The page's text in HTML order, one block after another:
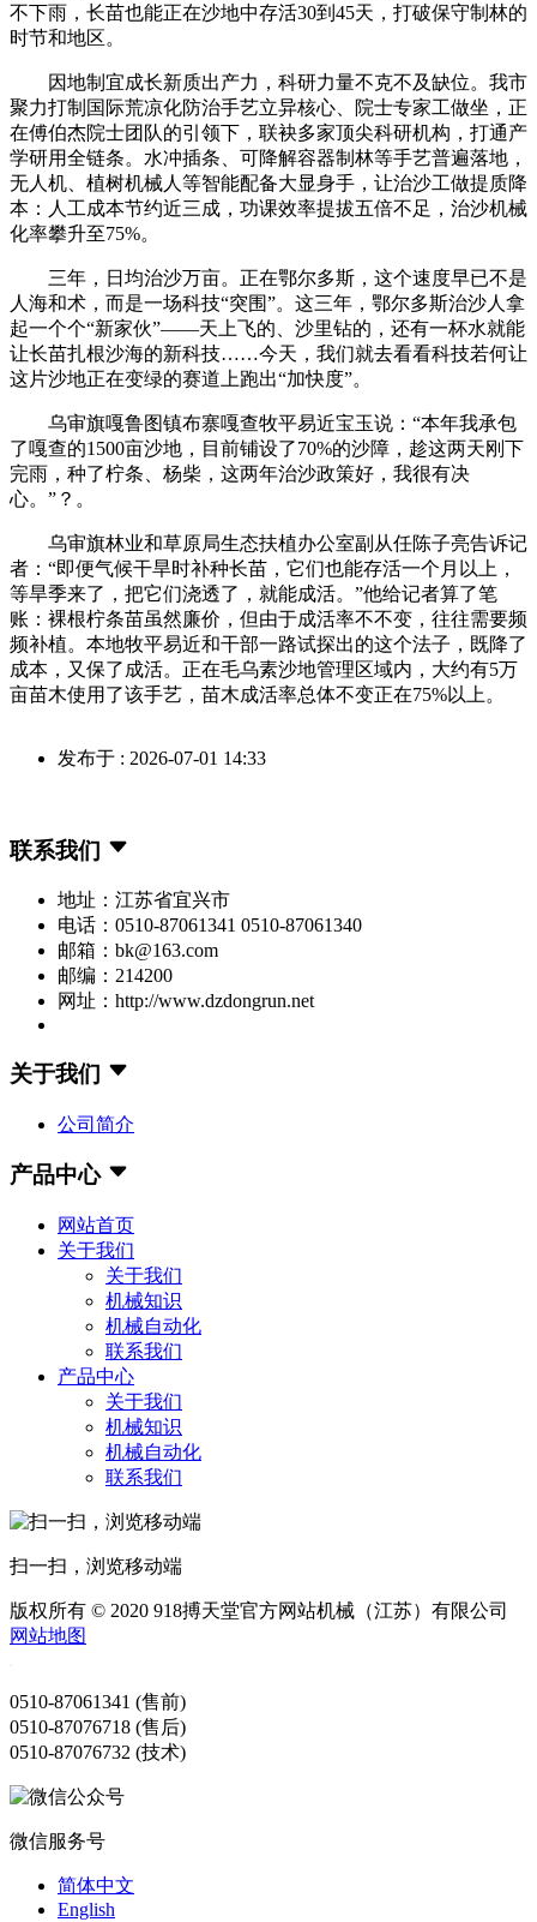
不下雨，长苗也能正在沙地中存活30到45天，打破保守制林的
时节和地区。
因地制宜成长新质出产力，科研力量不克不及缺位。我市
聚力打制国际荒凉化防治手艺立异核心、院士专家工做坐，正
在傅伯杰院士团队的引领下，联袂多家顶尖科研机构，打通产
学研用全链条。水冲插条、可降解容器制林等手艺普遍落地，
无人机、植树机械人等智能配备大显身手，让治沙工做提质降
本：人工成本节约近三成，功课效率提拔五倍不足，治沙机械
化率攀升至75%。
三年，日均治沙万亩。正在鄂尔多斯，这个速度早已不是
人海和术，而是一场科技“突围”。这三年，鄂尔多斯治沙人拿
起一个个“新家伙”——天上飞的、沙里钻的，还有一杯水就能
让长苗扎根沙海的新科技……今天，我们就去看看科技若何让
这片沙地正在变绿的赛道上跑出“加快度”。
乌审旗嘎鲁图镇布寨嘎查牧平易近宝玉说：“本年我承包
了嘎查的1500亩沙地，目前铺设了70%的沙障，趁这两天刚下
完雨，种了柠条、杨柴，这两年治沙政策好，我很有决
心。”？。
乌审旗林业和草原局生态扶植办公室副从任陈子亮告诉记
者：“即便气候干旱时补种长苗，它们也能存活一个月以上，
等旱季来了，把它们浇透了，就能成活。”他给记者算了笔
账：裸根柠条苗虽然廉价，但由于成活率不不变，往往需要频
频补植。本地牧平易近和干部一路试探出的这个法子，既降了
成本，又保了成活。正在毛乌素沙地管理区域内，大约有5万
亩苗木使用了该手艺，苗木成活率总体不变正在75%以上。
发布于 : 2026-07-01 14:33
联系我们
地址：江苏省宜兴市
电话：0510-87061341 0510-87061340
邮箱：bk@163.com
邮编：214200
网址：http://www.dzdongrun.net
关于我们
公司简介
产品中心
网站首页
关于我们
关于我们
机械知识
机械自动化
联系我们
产品中心
关于我们
机械知识
机械自动化
联系我们
扫一扫，浏览移动端
版权所有 © 2020 918搏天堂官方网站机械（江苏）有限公司
网站地图
0510-87061341 (售前)
0510-87076718 (售后)
0510-87076732 (技术)
微信服务号
简体中文
English